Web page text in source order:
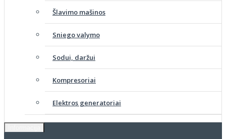
Šlavimo mašinos
Sniego valymo
Sodui, daržui
Kompresoriai
Elektros generatoriai